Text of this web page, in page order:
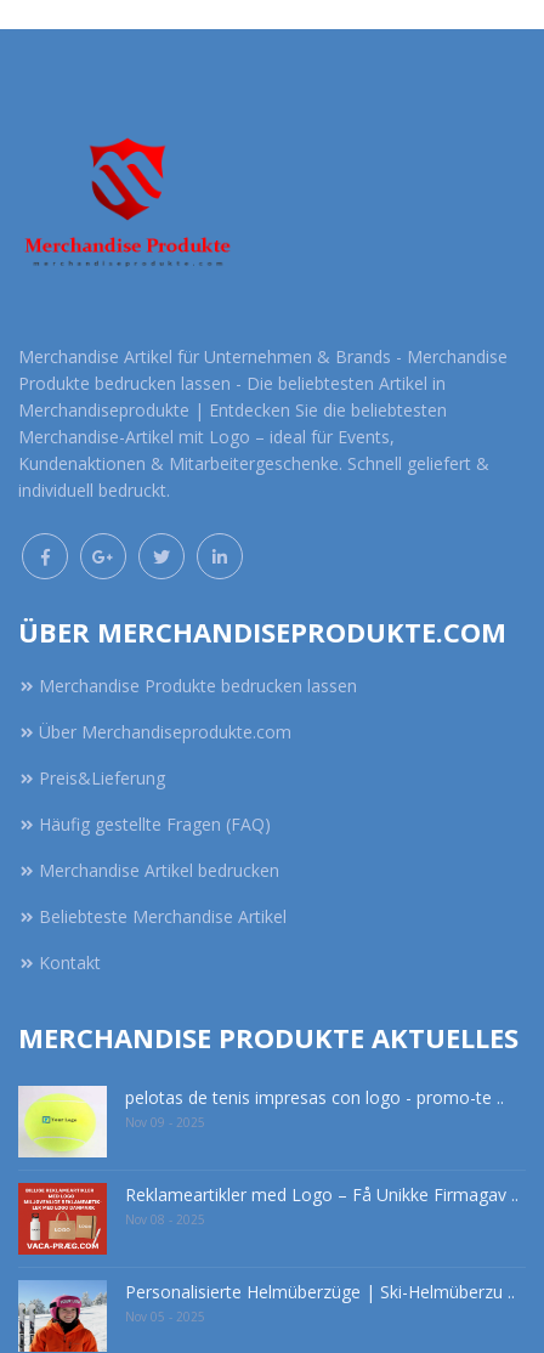
Merchandise Artikel für Unternehmen & Brands - Merchandise
Produkte bedrucken lassen - Die beliebtesten Artikel in
Merchandiseprodukte | Entdecken Sie die beliebtesten
Merchandise-Artikel mit Logo – ideal für Events,
Kundenaktionen & Mitarbeitergeschenke. Schnell geliefert &
individuell bedruckt.
ÜBER MERCHANDISEPRODUKTE.COM
Merchandise Produkte bedrucken lassen
Über Merchandiseprodukte.com
Preis&Lieferung
Häufig gestellte Fragen (FAQ)
Merchandise Artikel bedrucken
Beliebteste Merchandise Artikel
Kontakt
MERCHANDISE PRODUKTE AKTUELLES
pelotas de tenis impresas con logo - promo-te ..
Nov 09 - 2025
Reklameartikler med Logo – Få Unikke Firmagav ..
Nov 08 - 2025
Personalisierte Helmüberzüge | Ski-Helmüberzu ..
Nov 05 - 2025